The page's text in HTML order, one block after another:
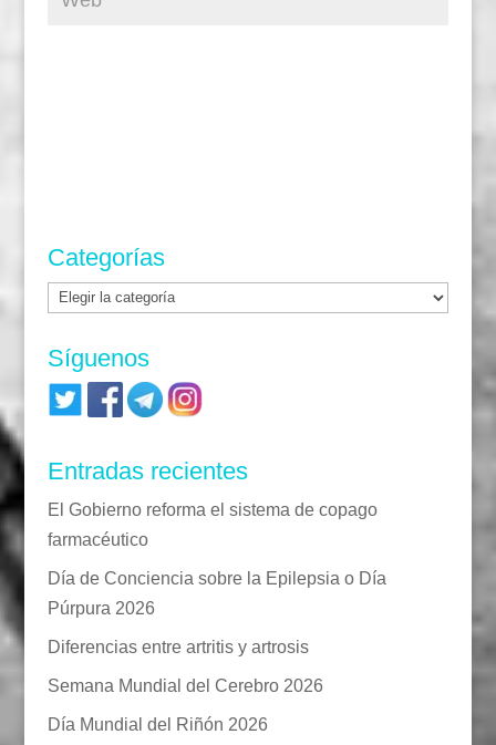
Categorías
Categorías
Síguenos
Entradas recientes
El Gobierno reforma el sistema de copago
farmacéutico
Día de Conciencia sobre la Epilepsia o Día
Púrpura 2026
Diferencias entre artritis y artrosis
Semana Mundial del Cerebro 2026
Día Mundial del Riñón 2026